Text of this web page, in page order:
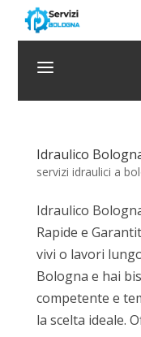
a
Idraulico
servizi idraulici a
Idraulico
Rapide e
vivi o lavori
Bologna e hai
competente e
la scelta ideale.